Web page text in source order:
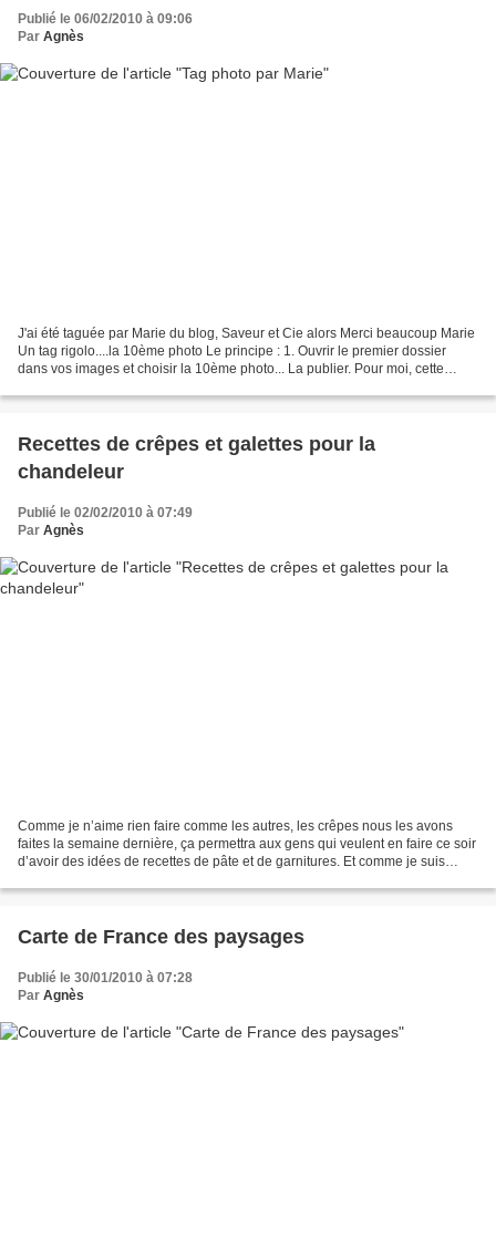
Publié le 06/02/2010 à 09:06
Par Agnès
J'ai été taguée par Marie du blog, Saveur et Cie alors Merci beaucoup Marie
Un tag rigolo....la 10ème photo Le principe : 1. Ouvrir le premier dossier
dans vos images et choisir la 10ème photo... La publier. Pour moi, cette
Recettes de crêpes et galettes pour la
chandeleur
Publié le 02/02/2010 à 07:49
Par Agnès
Comme je n’aime rien faire comme les autres, les crêpes nous les avons
faites la semaine dernière, ça permettra aux gens qui veulent en faire ce soir
d’avoir des idées de recettes de pâte et de garnitures. Et comme je suis
Carte de France des paysages
Publié le 30/01/2010 à 07:28
Par Agnès